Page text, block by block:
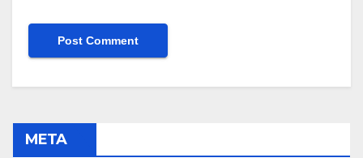
META